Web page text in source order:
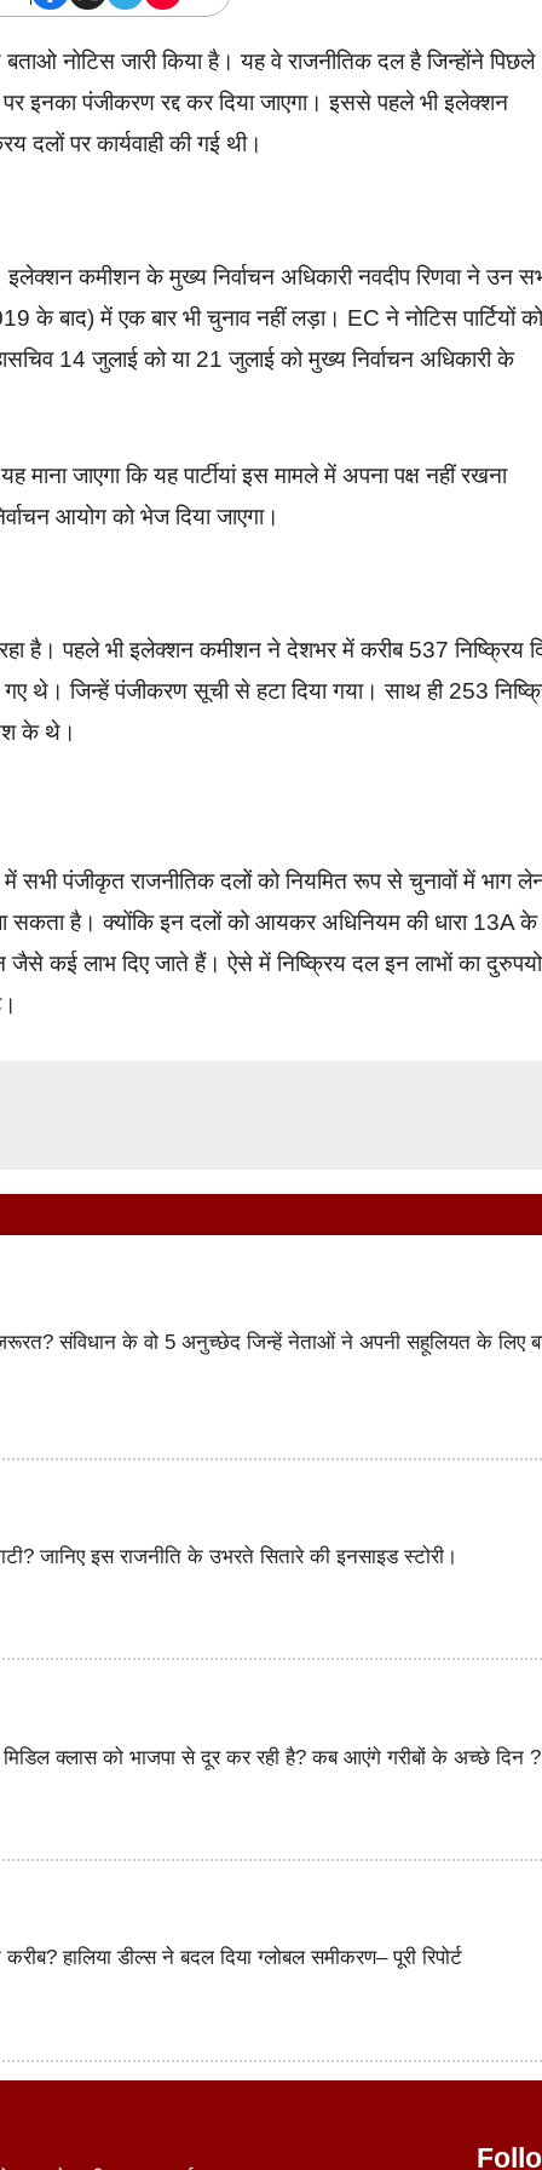
नोटिस जारी किया है। यह वे राजनीतिक दल है जिन्होंने पिछले
इनका पंजीकरण रद्द कर दिया जाएगा। इससे पहले भी इलेक्शन
पर कार्यवाही की गई थी।
कमीशन के मुख्य निर्वाचन अधिकारी नवदीप रिणवा ने उन
के बाद) में एक बार भी चुनाव नहीं लड़ा। EC ने नोटिस पार्टियों को
14 जुलाई को या 21 जुलाई को मुख्य निर्वाचन अधिकारी के
माना जाएगा कि यह पार्टीयां इस मामले में अपना पक्ष नहीं रखना
आयोग को भेज दिया जाएगा।
है। पहले भी इलेक्शन कमीशन ने देशभर में करीब 537 निष्क्रिय
थे। जिन्हें पंजीकरण सूची से हटा दिया गया। साथ ही 253
के थे।
सभी पंजीकृत राजनीतिक दलों को नियमित रूप से चुनावों में भाग
सकता है। क्योंकि इन दलों को आयकर अधिनियम की धारा 13A के
कई लाभ दिए जाते हैं। ऐसे में निष्क्रिय दल इन लाभों का
संविधान के वो 5 अनुच्छेद जिन्हें नेताओं ने अपनी सहूलियत के लिए
जानिए इस राजनीति के उभरते सितारे की इनसाइड स्टोरी।
क्लास को भाजपा से दूर कर रही है? कब आएंगे गरीबों के अच्छे दिन ?
हालिया डील्स ने बदल दिया ग्लोबल समीकरण– पूरी रिपोर्ट